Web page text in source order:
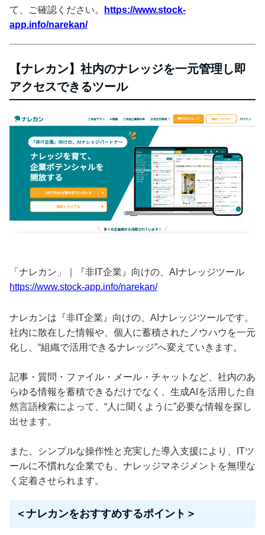
て、ご確認ください。
https://www.stock-
app.info/narekan/
【ナレカン】社内のナレッジを一元管理し即
アクセスできるツール
「ナレカン」｜『非IT企業』向けの、AIナレッジツール
https://www.stock-app.info/narekan/
ナレカンは『非IT企業』向けの、AIナレッジツールです。
社内に散在した情報や、個人に蓄積されたノウハウを一元
化し、“組織で活用できるナレッジ”へ変えていきます。
記事・質問・ファイル・メール・チャットなど、社内のあ
らゆる情報を蓄積できるだけでなく、生成AIを活用した自
然言語検索によって、“人に聞くように”必要な情報を探し
出せます。
また、シンプルな操作性と充実した導入支援により、ITツ
ールに不慣れな企業でも、ナレッジマネジメントを無理な
く定着させられます。
＜ナレカンをおすすめするポイント＞